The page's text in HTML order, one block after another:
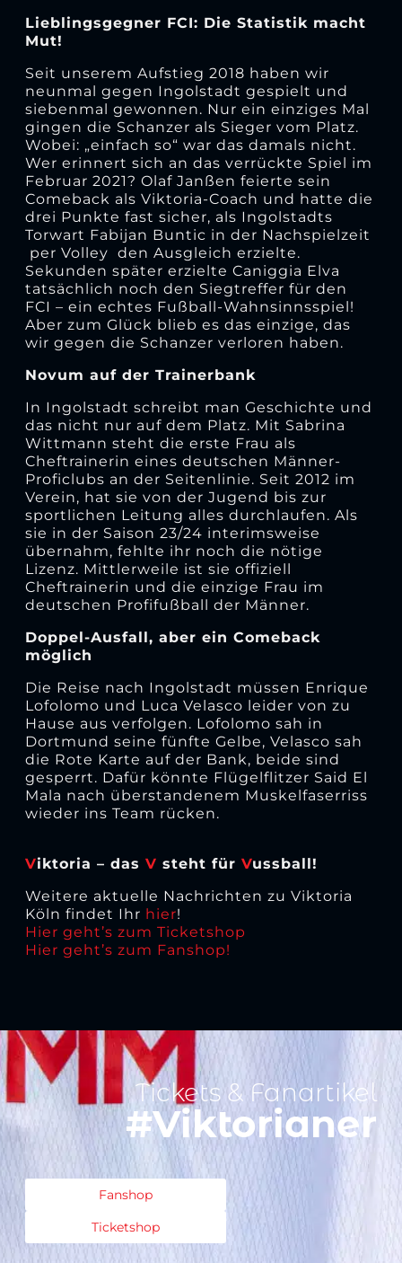
Lieblingsgegner FCI: Die Statistik macht
Mut!
Seit unserem Aufstieg 2018 haben wir
neunmal gegen Ingolstadt gespielt und
siebenmal gewonnen. Nur ein einziges Mal
gingen die Schanzer als Sieger vom Platz.
Wobei: „einfach so“ war das damals nicht.
Wer erinnert sich an das verrückte Spiel im
Februar 2021? Olaf Janßen feierte sein
Comeback als Viktoria-Coach und hatte die
drei Punkte fast sicher, als Ingolstadts
Torwart Fabijan Buntic in der Nachspielzeit
per Volley den Ausgleich erzielte.
Sekunden später erzielte Caniggia Elva
tatsächlich noch den Siegtreffer für den
FCI – ein echtes Fußball-Wahnsinnsspiel!
Aber zum Glück blieb es das einzige, das
wir gegen die Schanzer verloren haben.
Novum auf der Trainerbank
In Ingolstadt schreibt man Geschichte und
das nicht nur auf dem Platz. Mit Sabrina
Wittmann steht die erste Frau als
Cheftrainerin eines deutschen Männer-
Proficlubs an der Seitenlinie. Seit 2012 im
Verein, hat sie von der Jugend bis zur
sportlichen Leitung alles durchlaufen. Als
sie in der Saison 23/24 interimsweise
übernahm, fehlte ihr noch die nötige
Lizenz. Mittlerweile ist sie offiziell
Cheftrainerin und die einzige Frau im
deutschen Profifußball der Männer.
Doppel-Ausfall, aber ein Comeback
möglich
Die Reise nach Ingolstadt müssen Enrique
Lofolomo und Luca Velasco leider von zu
Hause aus verfolgen. Lofolomo sah in
Dortmund seine fünfte Gelbe, Velasco sah
die Rote Karte auf der Bank, beide sind
gesperrt. Dafür könnte Flügelflitzer Said El
Mala nach überstandenem Muskelfaserriss
wieder ins Team rücken.
Viktoria – das V steht für Vussball!
Weitere aktuelle Nachrichten zu Viktoria
Köln findet Ihr hier!
Hier geht’s zum Ticketshop
Hier geht’s zum Fanshop!
Tickets & Fanartikel
#Viktorianer
Fanshop
Ticketshop